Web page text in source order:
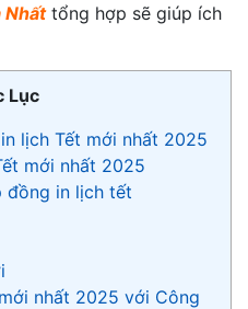
Nhấttổng hợp sẽ giúp ích
Lục
lịch Tết mới nhất 2025
mới nhất 2025
đồng in lịch tết
nhất 2025 với Công